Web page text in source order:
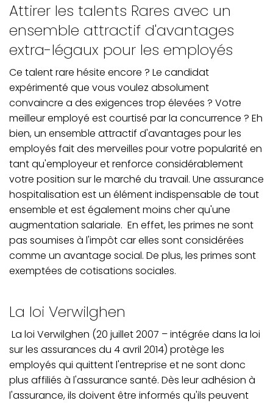
Attirer les talents Rares avec un
ensemble attractif d'avantages
extra-légaux pour les employés
Ce talent rare hésite encore ? Le candidat
expérimenté que vous voulez absolument
convaincre a des exigences trop élevées ? Votre
meilleur employé est courtisé par la concurrence ? Eh
bien, un ensemble attractif d'avantages pour les
employés fait des merveilles pour votre popularité en
tant qu'employeur et renforce considérablement
votre position sur le marché du travail. Une assurance
hospitalisation est un élément indispensable de tout
ensemble et est également moins cher qu'une
augmentation salariale. En effet, les primes ne sont
pas soumises à l'impôt car elles sont considérées
comme un avantage social. De plus, les primes sont
exemptées de cotisations sociales.
La loi Verwilghen
La loi Verwilghen (20 juillet 2007 – intégrée dans la loi
sur les assurances du 4 avril 2014) protège les
employés qui quittent l'entreprise et ne sont donc
plus affiliés à l'assurance santé. Dès leur adhésion à
l'assurance, ils doivent être informés qu'ils peuvent